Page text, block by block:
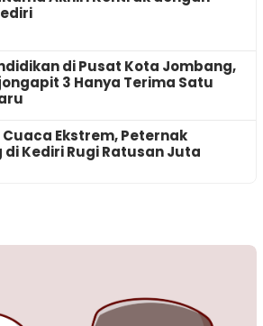
di Pusat Kota Jombang,
3 Hanya Terima Satu
Ekstrem, Peternak
di Kediri Rugi Ratusan Juta